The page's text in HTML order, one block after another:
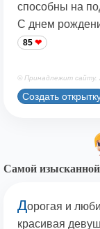
способны на
С днем
85
© Принадлежит сайту.
Создать
Самой
Дорогая и
красивая